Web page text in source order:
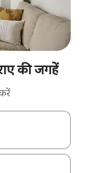
की जगहें
इस्तेमाल करके नेविगेट